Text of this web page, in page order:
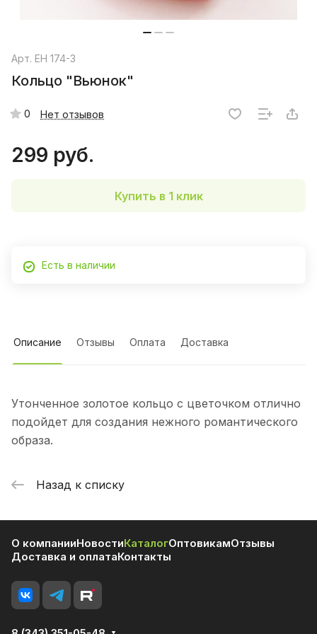
Арт. EH 174-3
Кольцо "Вьюнок"
0 Нет отзывов
299 руб.
Купить в 1 клик
Есть в наличии
Описание Отзывы Оплата Доставка
Утонченное золотое кольцо с цветочком отлично
подойдет для создания нежного романтического
образа.
Назад к списку
О компанииНовостиКаталогОптовикамОтзывы
Доставка и оплатаКонтакты